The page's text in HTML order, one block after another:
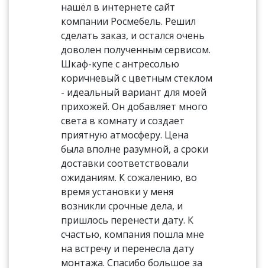
нашёл в интернете сайт
компании Росмебель. Решил
сделать заказ, и остался очень
доволен полученным сервисом.
Шкаф-купе с антресолью
коричневый с цветным стеклом
- идеальный вариант для моей
прихожей. Он добавляет много
света в комнату и создает
приятную атмосферу. Цена
была вполне разумной, а сроки
доставки соответствовали
ожиданиям. К сожалению, во
время установки у меня
возникли срочные дела, и
пришлось перенести дату. К
счастью, компания пошла мне
на встречу и перенесла дату
монтажа. Спасибо большое за